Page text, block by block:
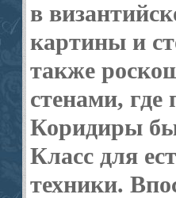
в
картины и
также
стенами,
Коридиры
Класс для
техники.